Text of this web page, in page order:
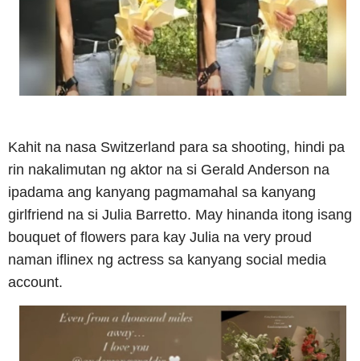
Kahit na nasa Switzerland para sa shooting, hindi pa
rin nakalimutan ng aktor na si Gerald Anderson na
ipadama ang kanyang pagmamahal sa kanyang
girlfriend na si Julia Barretto. May hinanda itong isang
bouquet of flowers para kay Julia na very proud
naman iflinex ng actress sa kanyang social media
account.